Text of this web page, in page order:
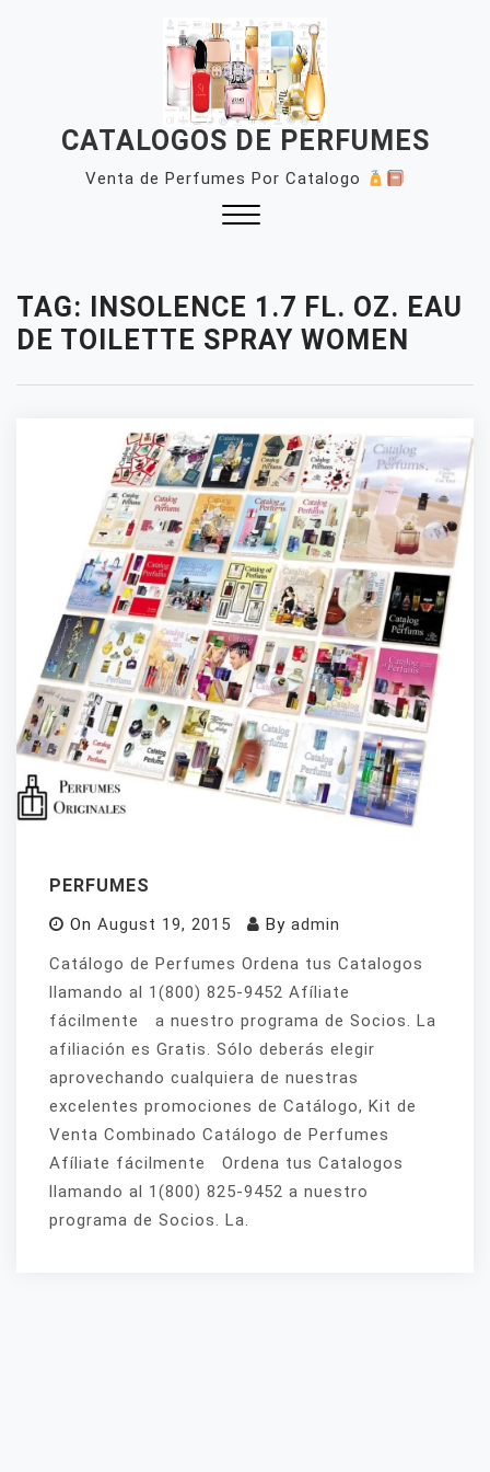
CATALOGOS DE PERFUMES
Venta de Perfumes Por Catalogo
TAG:
INSOLENCE 1.7 FL. OZ. EAU
DE TOILETTE SPRAY WOMEN
PERFUMES
On August 19, 2015 By admin
Catálogo de Perfumes Ordena tus Catalogos
llamando al 1(800) 825-9452 Afíliate
fácilmente a nuestro programa de Socios. La
afiliación es Gratis. Sólo deberás elegir
aprovechando cualquiera de nuestras
excelentes promociones de Catálogo, Kit de
Venta Combinado Catálogo de Perfumes
Afíliate fácilmente Ordena tus Catalogos
llamando al 1(800) 825-9452 a nuestro
programa de Socios. La.